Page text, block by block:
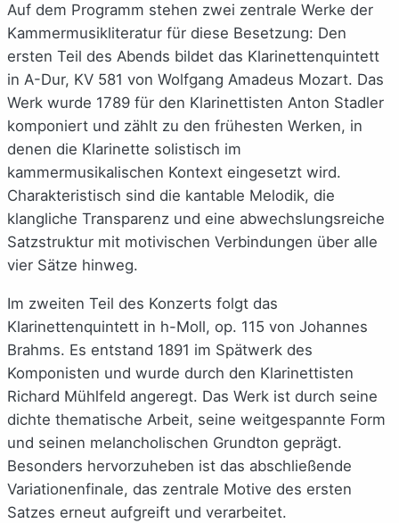
Auf dem Programm stehen zwei zentrale Werke der
Kammermusikliteratur für diese Besetzung: Den
ersten Teil des Abends bildet das Klarinettenquintett
in A-Dur, KV 581 von Wolfgang Amadeus Mozart. Das
Werk wurde 1789 für den Klarinettisten Anton Stadler
komponiert und zählt zu den frühesten Werken, in
denen die Klarinette solistisch im
kammermusikalischen Kontext eingesetzt wird.
Charakteristisch sind die kantable Melodik, die
klangliche Transparenz und eine abwechslungsreiche
Satzstruktur mit motivischen Verbindungen über alle
vier Sätze hinweg.
Im zweiten Teil des Konzerts folgt das
Klarinettenquintett in h-Moll, op. 115 von Johannes
Brahms. Es entstand 1891 im Spätwerk des
Komponisten und wurde durch den Klarinettisten
Richard Mühlfeld angeregt. Das Werk ist durch seine
dichte thematische Arbeit, seine weitgespannte Form
und seinen melancholischen Grundton geprägt.
Besonders hervorzuheben ist das abschließende
Variationenfinale, das zentrale Motive des ersten
Satzes erneut aufgreift und verarbeitet.